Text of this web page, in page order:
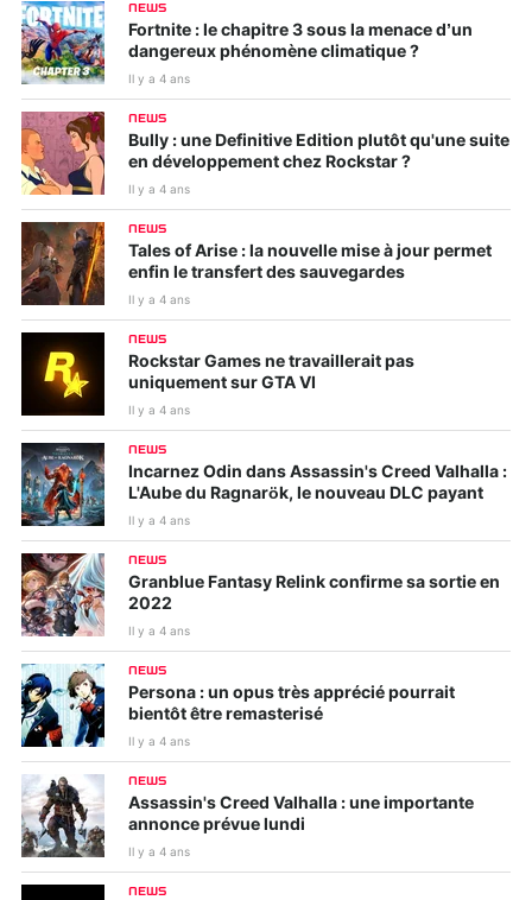
NEWS
Fortnite : le chapitre 3 sous la menace d’un
dangereux phénomène climatique ?
Il y a 4 ans
NEWS
Bully : une Definitive Edition plutôt qu'une suite
en développement chez Rockstar ?
Il y a 4 ans
NEWS
Tales of Arise : la nouvelle mise à jour permet
enfin le transfert des sauvegardes
Il y a 4 ans
NEWS
Rockstar Games ne travaillerait pas
uniquement sur GTA VI
Il y a 4 ans
NEWS
Incarnez Odin dans Assassin's Creed Valhalla :
L'Aube du Ragnarök, le nouveau DLC payant
Il y a 4 ans
NEWS
Granblue Fantasy Relink confirme sa sortie en
2022
Il y a 4 ans
NEWS
Persona : un opus très apprécié pourrait
bientôt être remasterisé
Il y a 4 ans
NEWS
Assassin's Creed Valhalla : une importante
annonce prévue lundi
Il y a 4 ans
NEWS